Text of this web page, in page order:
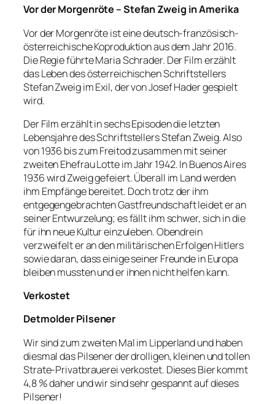
Vor der Morgenröte – Stefan Zweig in Amerika
Vor der Morgenröte ist eine deutsch-französisch-
österreichische Koproduktion aus dem Jahr 2016.
Die Regie führte Maria Schrader. Der Film erzählt
das Leben des österreichischen Schriftstellers
Stefan Zweig im Exil, der von Josef Hader gespielt
wird.
Der Film erzählt in sechs Episoden die letzten
Lebensjahre des Schriftstellers Stefan Zweig. Also
von 1936 bis zum Freitod zusammen mit seiner
zweiten Ehefrau Lotte im Jahr 1942. In Buenos Aires
1936 wird Zweig gefeiert. Überall im Land werden
ihm Empfänge bereitet. Doch trotz der ihm
entgegengebrachten Gastfreundschaft leidet er an
seiner Entwurzelung; es fällt ihm schwer, sich in die
für ihn neue Kultur einzuleben. Obendrein
verzweifelt er an den militärischen Erfolgen Hitlers
sowie daran, dass einige seiner Freunde in Europa
bleiben mussten und er ihnen nicht helfen kann.
Verkostet
Detmolder Pilsener
Wir sind zum zweiten Mal im Lipperland und haben
diesmal das Pilsener der drolligen, kleinen und tollen
Strate-Privatbrauerei verkostet. Dieses Bier kommt
4,8 % daher und wir sind sehr gespannt auf dieses
Pilsener!